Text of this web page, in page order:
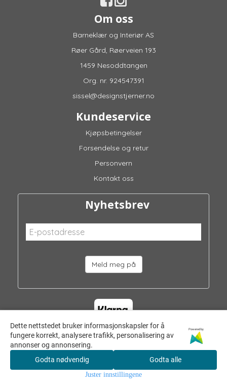
Om oss
Barneklær og Interiør AS
Røer Gård, Røerveien 193
1459 Nesoddtangen
Org. nr. 924547391
sissel@designstjerner.no
Kundeservice
Kjøpsbetingelser
Forsendelse og retur
Personvern
Kontakt oss
Nyhetsbrev
Meld meg på
© 2026 Barneklær og Interiør AS - Powered byMystore.no
Dette nettstedet bruker informasjonskapsler for å
fungere korrekt, analysere trafikk, personalisering av
annonser og annonsering.
Powered by
Godta nødvendig Godta alle
Juster innstillingene